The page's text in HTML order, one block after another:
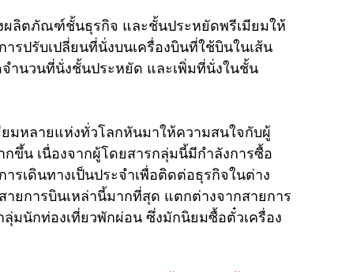
ผลิตภัณฑ์ชั้นธุรกิจ และชั้นประหยัดพรีเมียมให้
รปรับเปลี่ยนที่นั่งบนเครื่องบินที่ใช้บินในเส้น
จำนวนที่นั่งชั้นประหยัด และเพิ่มที่นั่งในชั้น
มหลายแห่งทั่วโลกหันมาให้ความสนใจกับผู้
ขึ้น เนื่องจากผู้โดยสารกลุ่มนี้มีกำลังการซื้อ
รเดินทางเป็นประจำเพื่อติดต่อธุรกิจในต่าง
ายการบินเหล่านี้มากที่สุด แตกต่างจากสายการ
มนักท่องเที่ยวพักผ่อน ซึ่งมักนิยมซื้อตั๋วเครื่อง